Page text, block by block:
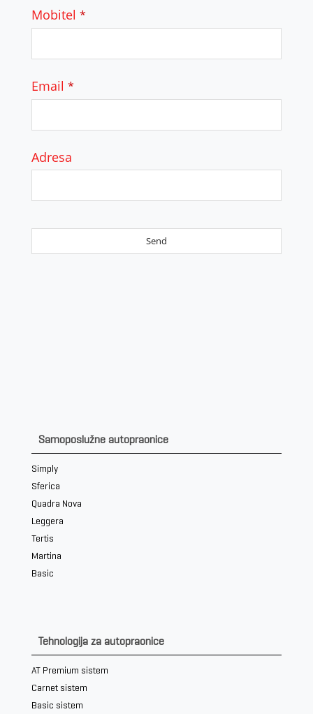
Mobitel *
Email *
Adresa
Send
Samoposlužne autopraonice
Simply
Sferica
Quadra Nova
Leggera
Tertis
Martina
Basic
Tehnologija za autopraonice
AT Premium sistem
Carnet sistem
Basic sistem